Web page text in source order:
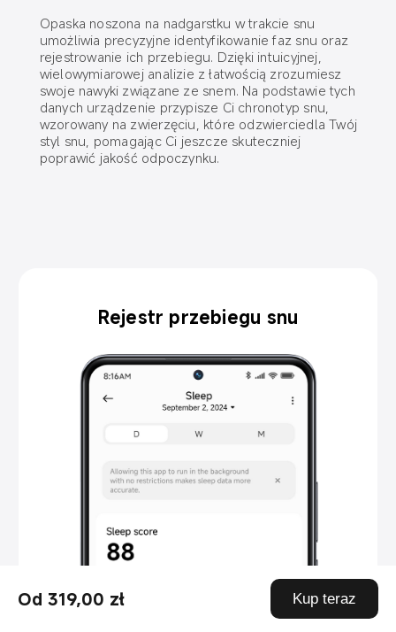
Od 319,00 zł Kup teraz
Opaska noszona na nadgarstku w trakcie snu
umożliwia precyzyjne identyfikowanie faz snu oraz
rejestrowanie ich przebiegu. Dzięki intuicyjnej,
wielowymiarowej analizie z łatwością zrozumiesz
swoje nawyki związane ze snem. Na podstawie tych
danych urządzenie przypisze Ci chronotyp snu,
wzorowany na zwierzęciu, które odzwierciedla Twój
styl snu, pomagając Ci jeszcze skuteczniej
poprawić jakość odpoczynku.
Chronotyp snu